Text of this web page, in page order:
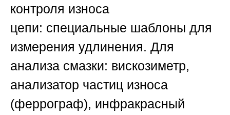
контроля износа
цепи: специальные шаблоны для
измерения удлинения. Для
анализа смазки: вискозиметр,
анализатор частиц износа
(феррограф), инфракрасный